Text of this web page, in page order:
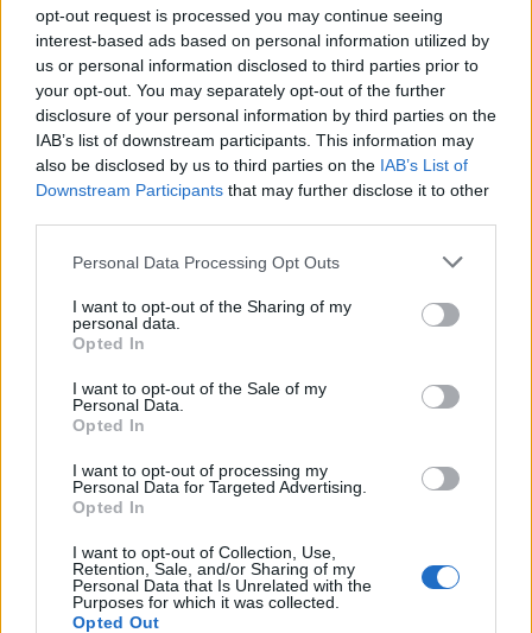
opt-out request is processed you may continue seeing
interest-based ads based on personal information utilized by
us or personal information disclosed to third parties prior to
your opt-out. You may separately opt-out of the further
disclosure of your personal information by third parties on the
IAB’s list of downstream participants. This information may
also be disclosed by us to third parties on the IAB’s List of
Downstream Participants that may further disclose it to other
Personal Data Processing Opt Outs
I want to opt-out of the Sharing of my
personal data.
Opted In
I want to opt-out of the Sale of my
Personal Data.
Opted In
I want to opt-out of processing my
Personal Data for Targeted Advertising.
Opted In
I want to opt-out of Collection, Use,
Retention, Sale, and/or Sharing of my
Personal Data that Is Unrelated with the
Purposes for which it was collected.
Opted Out
00:00